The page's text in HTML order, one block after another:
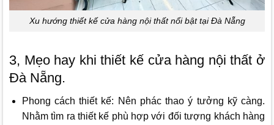
Xu hướng thiết kế cửa hàng nội thất nổi bật tại Đà Nẵng
3, Mẹo hay khi thiết kế cửa hàng nội thất ở
Đà Nẵng.
Phong cách thiết kế: Nên phác thao ý tưởng kỹ càng.
Nhằm tìm ra thiết kế phù hợp với đối tượng khách hàng